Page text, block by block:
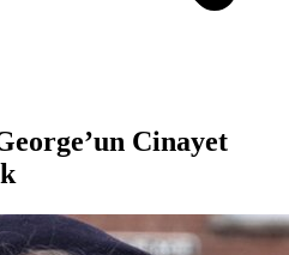
Cinayet